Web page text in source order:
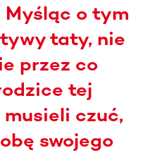
Myśląc o tym
taty, nie
przez co
tej
czuć,
swojego